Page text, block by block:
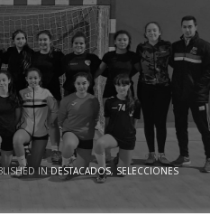
INDESTACADOS, SELECCIONES